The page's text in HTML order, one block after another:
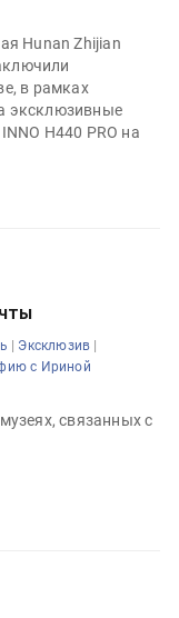
Hunan Zhijian
в рамках
эксклюзивные
H440 PRO на
| Эксклюзив |
с Ириной
связанных с
запускает
утилизации»